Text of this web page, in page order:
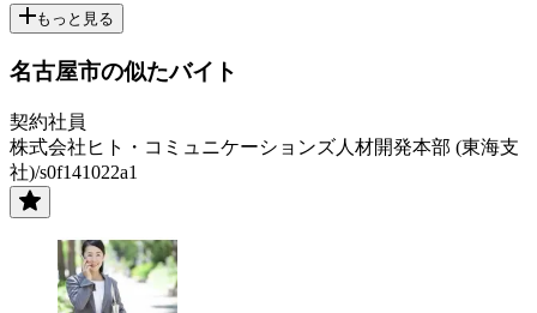
もっと見る
名古屋市の似たバイト
契約社員
株式会社ヒト・コミュニケーションズ人材開発本部 (東海支
社)/s0f141022a1